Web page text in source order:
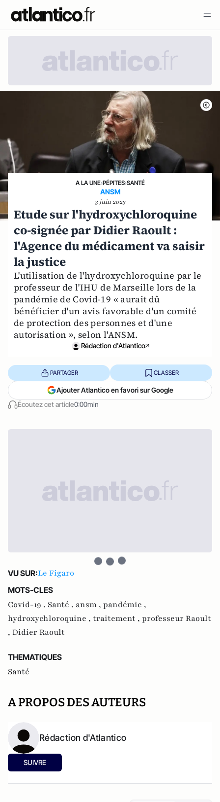
A LA UNE›PÉPITES›SANTÉ
ANSM
3 juin 2023
Etude sur l'hydroxychloroquine
co-signée par Didier Raoult :
l'Agence du médicament va saisir
la justice
L'utilisation de l'hydroxychloroquine par le
professeur de l'IHU de Marseille lors de la
pandémie de Covid-19 « aurait dû
bénéficier d'un avis favorable d'un comité
de protection des personnes et d'une
autorisation », selon l'ANSM.
Rédaction d'Atlantico
Écoutez cet article0:00min
PARTAGER CLASSER
Ajouter Atlantico en favori sur Google
VU SUR:Le Figaro
MOTS-CLES
Covid-19 , Santé , ansm , pandémie ,
hydroxychloroquine , traitement , professeur Raoult
, Didier Raoult
THEMATIQUES
Santé
A PROPOS DES AUTEURS
Rédaction d'Atlantico
SUIVRE